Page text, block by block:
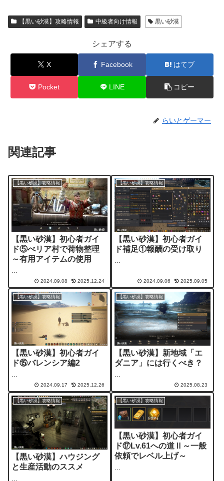
【黒い砂漠】攻略情報 中級者向け情報 黒い砂漠
シェアする
X Facebook はてブ
Pocket LINE コピー
らいとゲーマー
関連記事
【黒い砂漠】攻略情報
【黒い砂漠】初心者ガイ
ド⑤べリア村で荷物整理
～有用アイテムの使用
...
2024.09.08 2025.12.24
【黒い砂漠】攻略情報
【黒い砂漠】初心者ガイ
ド補足①報酬の受け取り
...
2024.09.06 2025.09.05
【黒い砂漠】攻略情報
【黒い砂漠】初心者ガイ
ド⑮バレンシア編2
...
2024.09.17 2025.12.26
【黒い砂漠】攻略情報
【黒い砂漠】新地域「エ
ダニア」には行くべき？
...
2025.08.23
【黒い砂漠】攻略情報
【黒い砂漠】ハウジング
と生産活動のススメ
...
【黒い砂漠】攻略情報
【黒い砂漠】初心者ガイ
ド⑰Lv.61への道Ⅱ～一般
依頼でレベル上げ～
...